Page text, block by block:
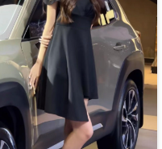
美女小熊-车模小熊详细资料